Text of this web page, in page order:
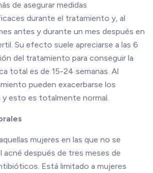
de asegurar medidas
durante el tratamiento y, al
antes y durante un mes después en
Su efecto suele apreciarse a las 6
del tratamiento para conseguir la
total es de 15-24 semanas. Al
pueden exacerbarse los
esto es totalmente normal.
mujeres en las que no se
acné después de tres meses de
Está limitado a mujeres